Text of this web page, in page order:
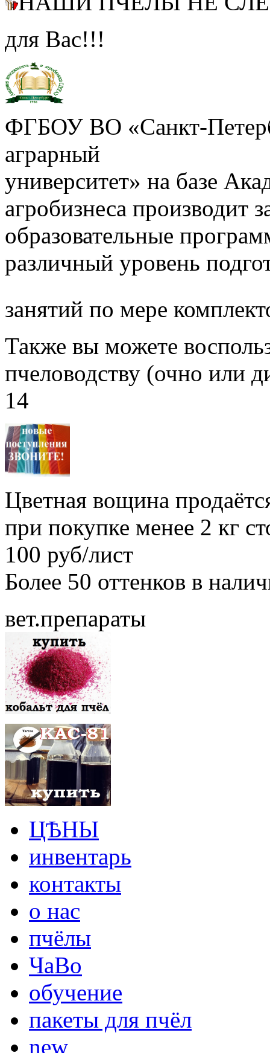
для Вас!!!
ФГБОУ ВО «Санкт-
аграрный
университет» на базе
агробизнеса производит
образовательные
различный уровень
занятий по мере
Также вы можете
пчеловодству (очно или
14
Цветная вощина
при покупке менее 2 кг
100 руб/лист
Более 50 оттенков в
вет.препараты
ЦѢНЫ
инвентарь
контакты
о нас
пчёлы
ЧаВо
обучение
пакеты для пчёл
new